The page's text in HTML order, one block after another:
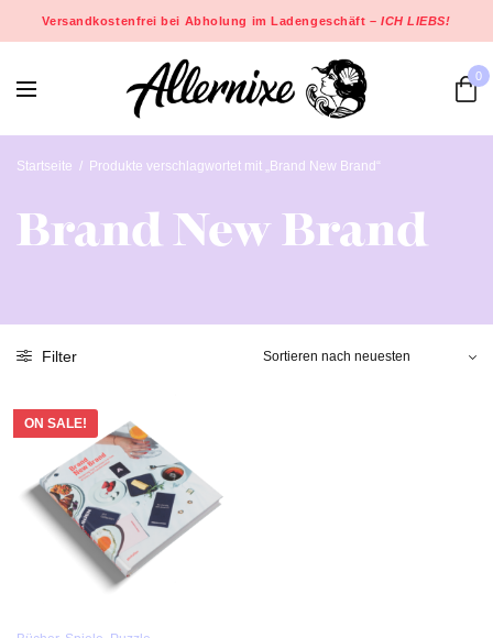
Versandkostenfrei bei Abholung im Ladengeschäft –ICH LIEBS!
0
Startseite / Produkte verschlagwortet mit „Brand New Brand“
Brand New Brand
Filter
ON SALE!